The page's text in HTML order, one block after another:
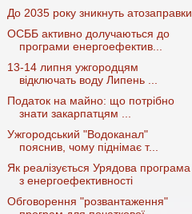
До 2035 року зникнуть атозаправки
ОСББ активно долучаються до
програми енергоефектив...
13-14 липня ужгородцям
відключать воду Липень ...
Податок на майно: що потрібно
знати закарпатцям ...
Ужгородський "Водоканал"
пояснив, чому піднімає т...
Як реалізується Урядова програма
з енергоефективності
Обговорення "розвантаження"